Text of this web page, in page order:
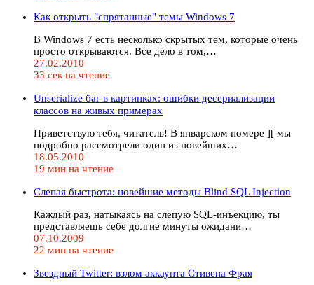
Как открыть "спрятанные" темы Windows 7
В Windows 7 есть несколько скрытых тем, которые очень
просто открываются. Все дело в том,…
27.02.2010
33 сек на чтение
Unserialize баг в картинках: ошибки десериализации
классов на живых примерах
Приветствую тебя, читатель! В январском номере ][ мы
подробно рассмотрели один из новейших…
18.05.2010
19 мин на чтение
Слепая быстрота: новейшие методы Blind SQL Injection
Каждый раз, натыкаясь на слепую SQL-инъекцию, ты
представляешь себе долгие минуты ожидани…
07.10.2009
22 мин на чтение
Звездный Twitter: взлом аккаунта Стивена Фрая